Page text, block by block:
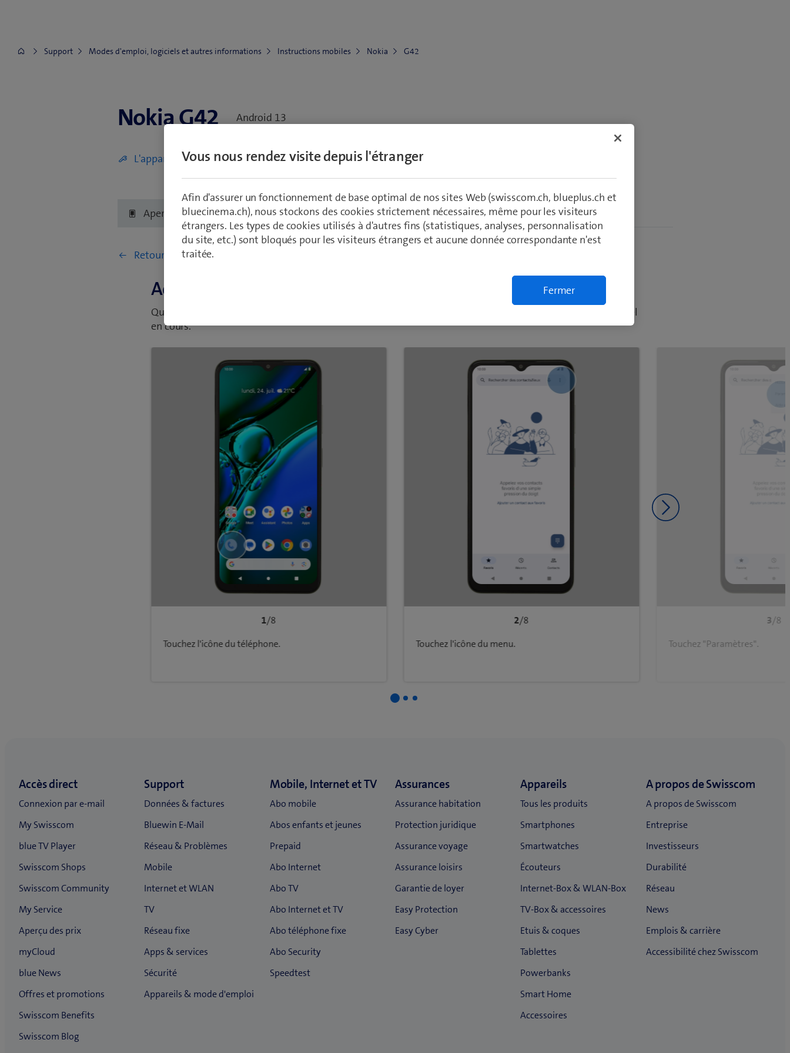
Support Modes d'emploi, logiciels et autres informations Instructions mobiles Nokia G42
Nokia G42
Nokia G42 Android 13
L'appareil est défectueux (écran, eau, boîtier) Vers les accessoires
Aperçu Premiers pas Réseau et connections Configuration et utilisation
Retourner à Configuration et utilisation
Activer ou désactiver le signal d'appel
Quand le signal d'appel est activé, vous pouvez répondre à un nouvel appel sans avoir à terminer votre appel
en cours.
1/8
Touchez l'icône du téléphone.
2/8
Touchez l'icône du menu.
3/8
Touchez "Paramètres".
Diapositive suivante
Vous nous rendez visite depuis l'étranger
Afin d'assurer un fonctionnement de base optimal de nos sites Web (swisscom.ch, blueplus.ch et
bluecinema.ch), nous stockons des cookies strictement nécessaires, même pour les visiteurs
étrangers. Les types de cookies utilisés à d'autres fins (statistiques, analyses, personnalisation
du site, etc.) sont bloqués pour les visiteurs étrangers et aucune donnée correspondante n'est
traitée.
Fermer